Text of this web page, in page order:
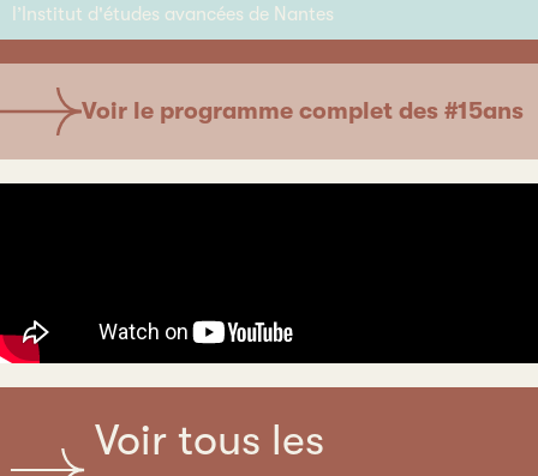
l’Institut d'études avancées de Nantes
Voir le programme complet des #15ans
Voir tous les